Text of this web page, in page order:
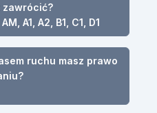
zawrócić?
A1, A2, B1, C1, D1
ruchu masz prawo